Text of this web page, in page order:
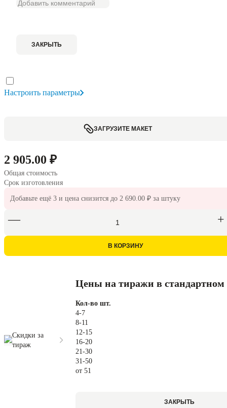
ЗАКРЫТЬ
Настроить параметры
ЗАГРУЗИТЕ МАКЕТ
2 905.00 ₽
Общая стоимость
Срок изготовления
Добавьте ещё 3 и цена снизится до 2 690.00 ₽ за штуку
В КОРЗИНУ
Скидки за
тираж
Цены на тиражи в стандартном
Кол-во шт.
4-7
8-11
12-15
16-20
21-30
31-50
от 51
ЗАКРЫТЬ